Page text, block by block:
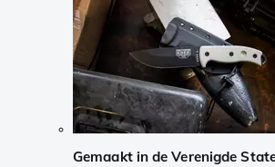
Gemaakt in de Verenigde